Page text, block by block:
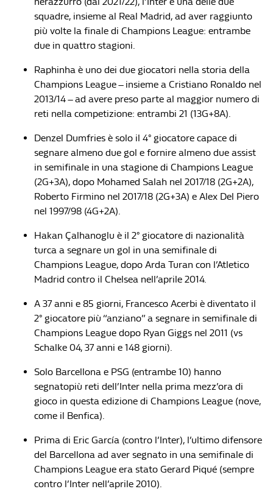
squadre, insieme al Real Madrid, ad aver raggiunto
più volte la finale di Champions League: entrambe
due in quattro stagioni.
Raphinha è uno dei due giocatori nella storia della
Champions League – insieme a Cristiano Ronaldo nel
2013/14 – ad avere preso parte al maggior numero di
reti nella competizione: entrambi 21 (13G+8A).
Denzel Dumfries è solo il 4° giocatore capace di
segnare almeno due gol e fornire almeno due assist
in semifinale in una stagione di Champions League
(2G+3A), dopo Mohamed Salah nel 2017/18 (2G+2A),
Roberto Firmino nel 2017/18 (2G+3A) e Alex Del Piero
nel 1997/98 (4G+2A).
Hakan Çalhanoglu è il 2° giocatore di nazionalità
turca a segnare un gol in una semifinale di
Champions League, dopo Arda Turan con l’Atletico
Madrid contro il Chelsea nell’aprile 2014.
A 37 anni e 85 giorni, Francesco Acerbi è diventato il
2° giocatore più “anziano” a segnare in semifinale di
Champions League dopo Ryan Giggs nel 2011 (vs
Schalke 04, 37 anni e 148 giorni).
Solo Barcellona e PSG (entrambe 10) hanno
segnatopiù reti dell’Inter nella prima mezz’ora di
gioco in questa edizione di Champions League (nove,
come il Benfica).
Prima di Eric García (contro l’Inter), l’ultimo difensore
del Barcellona ad aver segnato in una semifinale di
Champions League era stato Gerard Piqué (sempre
contro l’Inter nell’aprile 2010).